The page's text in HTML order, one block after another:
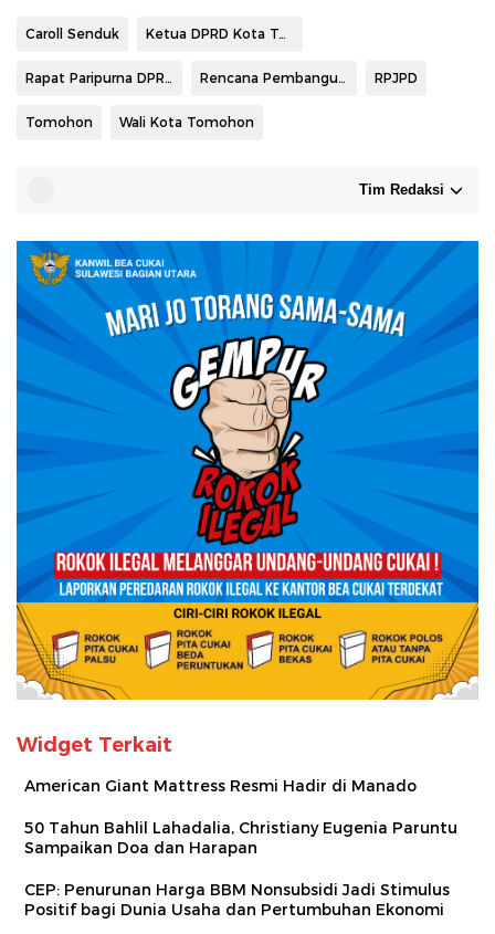
Caroll Senduk Ketua DPRD Kota Tomohon Djemmy Sundah
Rapat Paripurna DPRD Rencana Pembangunan Jangka Panjang Daerah RPJPD
Tomohon Wali Kota Tomohon
Tim Redaksi
Widget Terkait
American Giant Mattress Resmi Hadir di Manado
50 Tahun Bahlil Lahadalia, Christiany Eugenia Paruntu
Sampaikan Doa dan Harapan
CEP: Penurunan Harga BBM Nonsubsidi Jadi Stimulus
Positif bagi Dunia Usaha dan Pertumbuhan Ekonomi